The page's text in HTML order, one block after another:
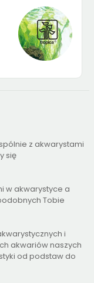
z akwarystami
się
w akwarystyce a
Tobie
i
akwariów naszych
od podstaw do